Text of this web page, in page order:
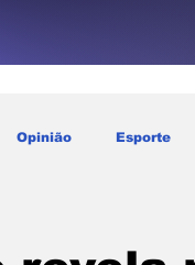
Opinião Esporte